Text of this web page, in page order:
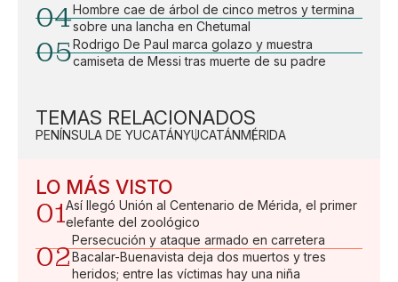
04Hombre cae de árbol de cinco metros y termina
sobre una lancha en Chetumal
05Rodrigo De Paul marca golazo y muestra
camiseta de Messi tras muerte de su padre
TEMAS RELACIONADOS
PENÍNSULA DE YUCATÁNYUCATÁNMÉRIDA
LO MÁS VISTO
01Así llegó Unión al Centenario de Mérida, el primer
elefante del zoológico
02
Persecución y ataque armado en carretera
Bacalar-Buenavista deja dos muertos y tres
heridos; entre las víctimas hay una niña